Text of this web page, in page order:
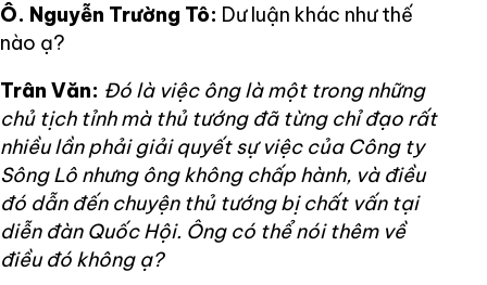
Ô. Nguyễn Trường Tô: Dư luận khác như thế
nào ạ?
Trân Văn: Đó là việc ông là một trong những
chủ tịch tỉnh mà thủ tướng đã từng chỉ đạo rất
nhiều lần phải giải quyết sự việc của Công ty
Sông Lô nhưng ông không chấp hành, và điều
đó dẫn đến chuyện thủ tướng bị chất vấn tại
diễn đàn Quốc Hội. Ông có thể nói thêm về
điều đó không ạ?